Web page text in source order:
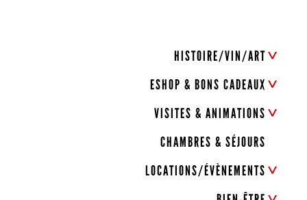
HISTOIRE/VIN/ART
ESHOP & BONS CADEAUX
VISITES & ANIMATIONS
CHAMBRES & SÉJOURS
LOCATIONS/ÉVÈNEMENTS